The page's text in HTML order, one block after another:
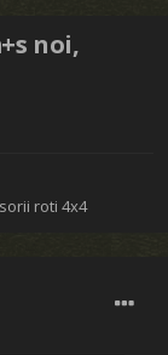
noi,
roti 4x4